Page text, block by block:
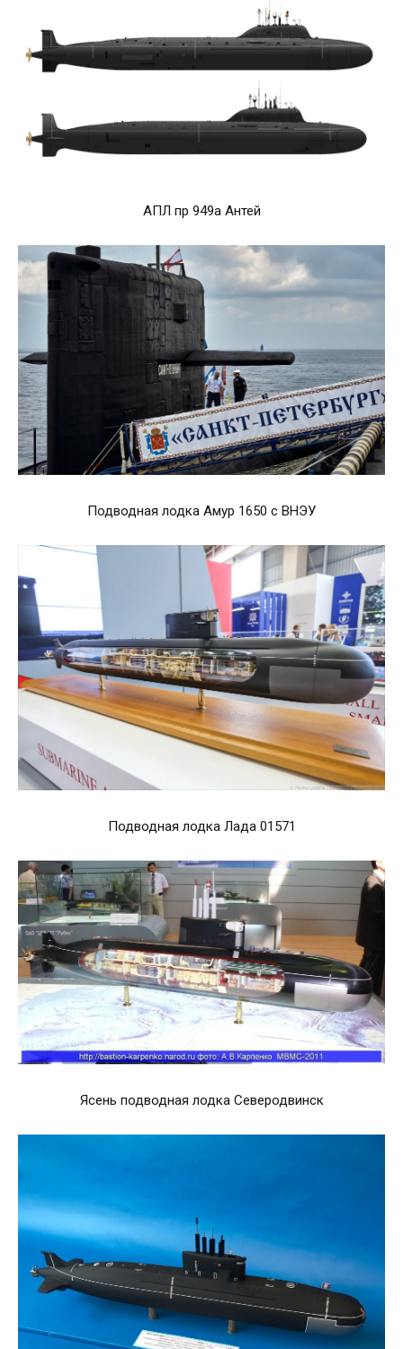
АПЛ пр 949а Антей
Подводная лодка Амур 1650 с ВНЭУ
Подводная лодка Лада 01571
Ясень подводная лодка Северодвинск